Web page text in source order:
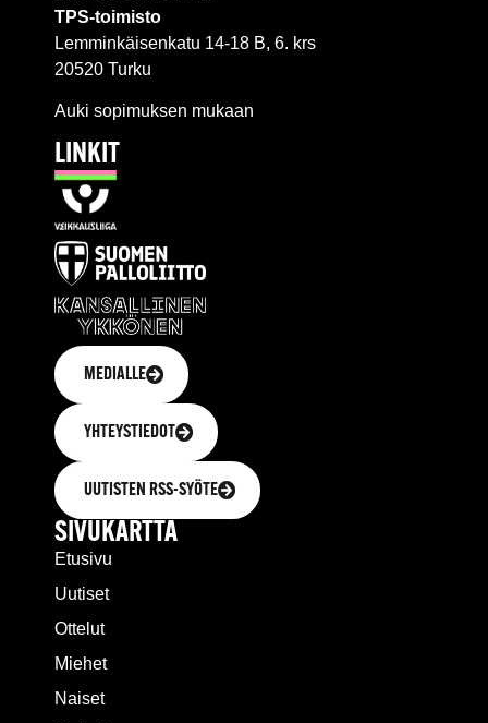
TPS-toimisto
Lemminkäisenkatu 14-18 B, 6. krs
20520 Turku
Auki sopimuksen mukaan
LINKIT
MEDIALLE
YHTEYSTIEDOT
UUTISTEN RSS-SYÖTE
SIVUKARTTA
Etusivu
Uutiset
Ottelut
Miehet
Naiset